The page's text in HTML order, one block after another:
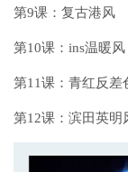
第9课：复古港风
第10课：ins温暖风
第11课：青红反差
第12课：滨田英明